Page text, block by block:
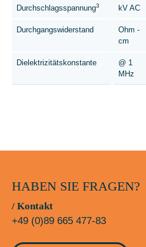
Durchschlagsspannung3 kV AC
Durchgangswiderstand
Ohm -
cm
Dielektrizitätskonstante
@ 1
MHz
HABEN SIE FRAGEN?
/ Kontakt
+49 (0)89 665 477-83